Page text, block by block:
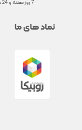
7 روز هفته و 24 ساعت شبانه روز
نماد های ما